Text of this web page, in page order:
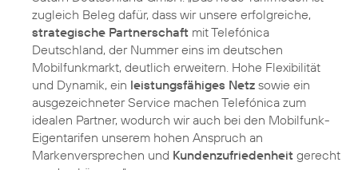
zugleich Beleg dafür, dass wir unsere erfolgreiche,
strategische Partnerschaft mit Telefónica
Deutschland, der Nummer eins im deutschen
Mobilfunkmarkt, deutlich erweitern. Hohe Flexibilität
und Dynamik, ein leistungsfähiges Netz sowie ein
ausgezeichneter Service machen Telefónica zum
idealen Partner, wodurch wir auch bei den Mobilfunk-
Eigentarifen unserem hohen Anspruch an
Markenversprechen und Kundenzufriedenheit gerecht